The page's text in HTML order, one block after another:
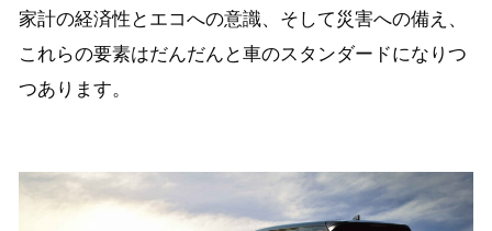
家計の経済性とエコへの意識、そして災害への備え、
これらの要素はだんだんと車のスタンダードになりつ
つあります。